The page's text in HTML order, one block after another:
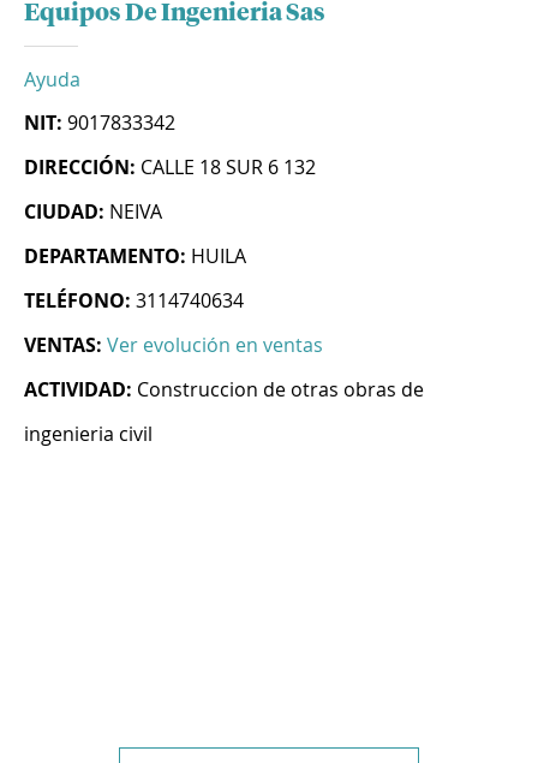
Equipos De Ingenieria Sas
Ayuda
NIT: 9017833342
DIRECCIÓN: CALLE 18 SUR 6 132
CIUDAD: NEIVA
DEPARTAMENTO: HUILA
TELÉFONO: 3114740634
VENTAS: Ver evolución en ventas
ACTIVIDAD: Construccion de otras obras de
ingenieria civil